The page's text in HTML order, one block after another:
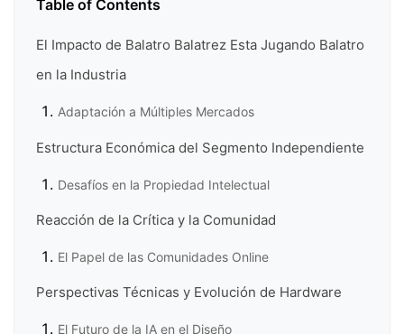
Table of Contents
El Impacto de Balatro Balatrez Esta Jugando Balatro
en la Industria
Adaptación a Múltiples Mercados
Estructura Económica del Segmento Independiente
Desafíos en la Propiedad Intelectual
Reacción de la Crítica y la Comunidad
El Papel de las Comunidades Online
Perspectivas Técnicas y Evolución de Hardware
El Futuro de la IA en el Diseño